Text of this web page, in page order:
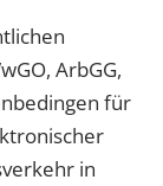
ArbGG,
für
in